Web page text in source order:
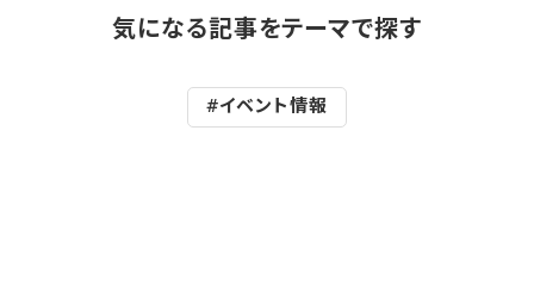
気になる記事をテーマで探す
#イベント情報